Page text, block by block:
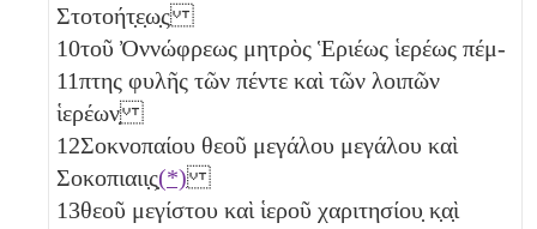
Στοτοήτ̣ε̣ω̣ς
10τοῦ Ὀννώφρεως μητρὸς Ἑριέως ἱερέως πέμ-
11πτης φυλῆς τῶν πέντε καὶ τῶν λοιπῶν
ἱερέων̣
12Σοκνοπαίου θεοῦ μεγάλου μεγάλου καὶ
Σοκοπιαιι̣ς̣(*)
13θεοῦ μεγίστου καὶ ἱεροῦ χαριτησίου̣ κ̣α̣ὶ